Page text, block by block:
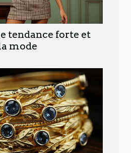
tendance forte et
mode